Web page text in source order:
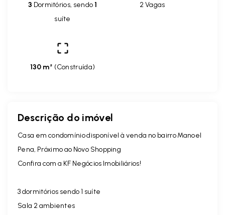
3 Dormitórios, sendo1
suíte
2 Vagas
130 m² (Construída)
Descrição do imóvel
Casa em condomínio disponível à venda no bairro Manoel
Pena, Próximo ao Novo Shopping
Confira com a KF Negócios Imobiliários!
3 dormitórios sendo 1 suíte
Sala 2 ambientes